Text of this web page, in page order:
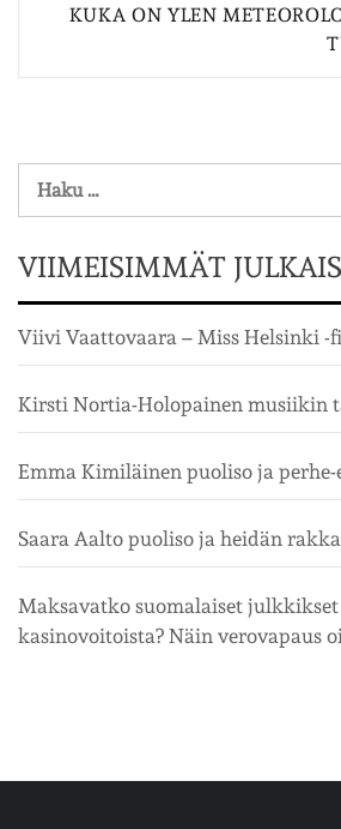
KUKA ON YLEN
Haku:
VIIMEISIMMÄT
Viivi Vaattovaara – Miss Helsinki -
Kirsti Nortia-Holopainen musiikin
Emma Kimiläinen puoliso ja perhe-
Saara Aalto puoliso ja heidän
Maksavatko suomalaiset julkkikset
kasinovoitoista? Näin verovapaus